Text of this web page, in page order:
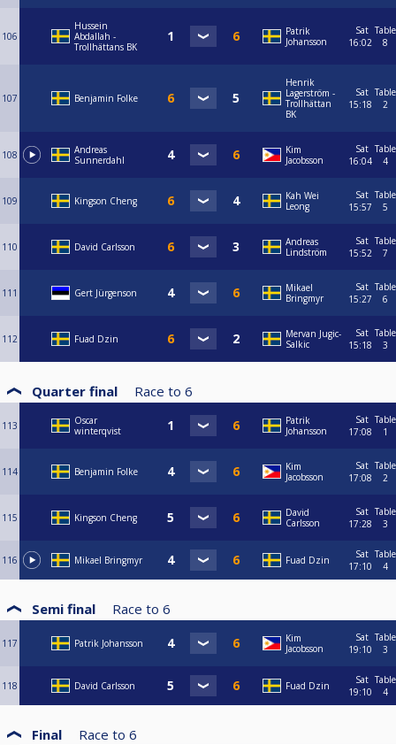
106
Hussein
Abdallah -
Trollhättans BK
Patrik
Johansson
Sat
16:02
Table
8
107 Benjamin Folke
Henrik
Lagerström -
Trollhättan
BK
Sat
15:18
Table
2
108
Andreas
Sunnerdahl
Kim
Jacobsson
Sat
16:04
Table
4
109 Kingson Cheng
Kah Wei
Leong
Sat
15:57
Table
5
110 David Carlsson
Andreas
Lindström
Sat
15:52
Table
7
111 Gert Jürgenson
Mikael
Bringmyr
Sat
15:27
Table
6
112 Fuad Dzin
Mervan Jugic-
Salkic
Sat
15:18
Table
3
Quarter final Race to 6
113
Oscar
winterqvist
Patrik
Johansson
Sat
17:08
Table
1
114 Benjamin Folke
Kim
Jacobsson
Sat
17:08
Table
2
115 Kingson Cheng
David
Carlsson
Sat
17:28
Table
3
116 Mikael Bringmyr Fuad Dzin
Sat
17:10
Table
4
Semi final Race to 6
117 Patrik Johansson
Kim
Jacobsson
Sat
19:10
Table
3
118 David Carlsson Fuad Dzin
Sat
19:10
Table
4
Final Race to 6